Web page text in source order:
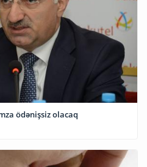
ödənişsiz olacaq